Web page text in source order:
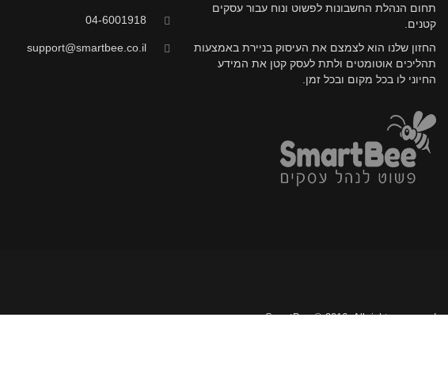
תחום הנהלת החשבונות לפשוט ונוח עבור עסקים
קטנים.
החזון שלנו הוא לצמצם את העיסוק בניירת באמצעות
תהליכים אוטומטים ולתת לעסק קטן את המידע
החיוני לו בכל מקום ובכל זמן.
04-6001918
support@smartbee.co.il
SmartBee © 2016. All rights reserved.